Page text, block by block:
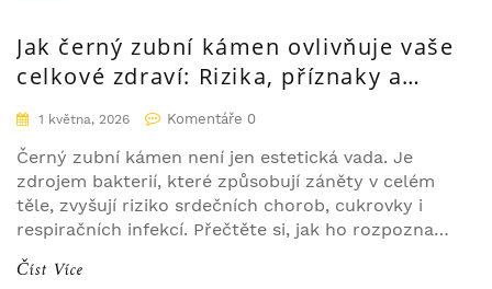
Jak černý zubní kámen ovlivňuje vaše
celkové zdraví: Rizika, příznaky a
řešení
1 května, 2026 Komentáře 0
Černý zubní kámen není jen estetická vada. Je
zdrojem bakterií, které způsobují záněty v celém
těle, zvyšují riziko srdečních chorob, cukrovky i
respiračních infekcí. Přečtěte si, jak ho rozpoznat
a proč je nezbytné jeho profesionální odstranění.
Číst Více